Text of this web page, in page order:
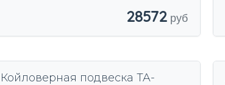
28572
Койловерная подвеска TA-